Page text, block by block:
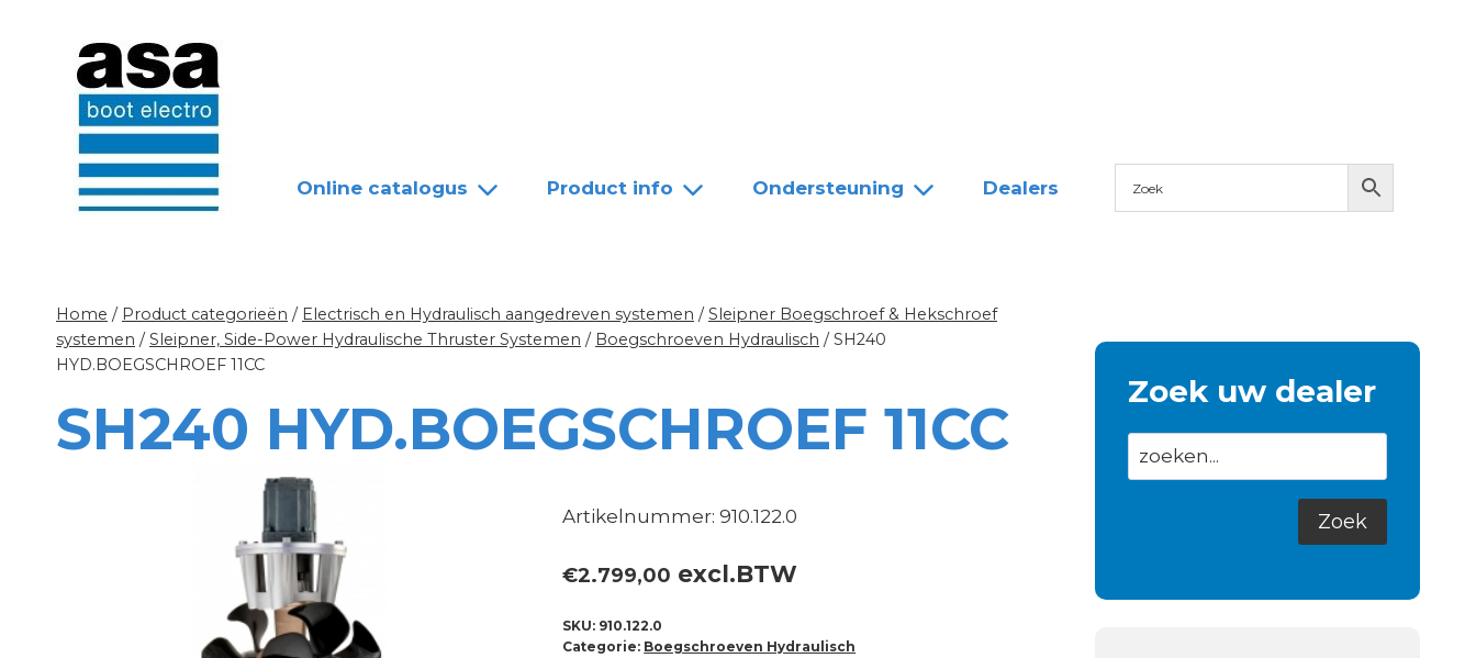
Online catalogus Product info Ondersteuning Dealers
Home / Product categorieën / Electrisch en Hydraulisch aangedreven systemen / Sleipner Boegschroef & Hekschroef
systemen / Sleipner, Side-Power Hydraulische Thruster Systemen / Boegschroeven Hydraulisch / SH240
HYD.BOEGSCHROEF 11CC
SH240 HYD.BOEGSCHROEF 11CC
Artikelnummer: 910.122.0
€2.799,00 excl.BTW
SKU: 910.122.0
Categorie: Boegschroeven Hydraulisch
Zoek uw dealer